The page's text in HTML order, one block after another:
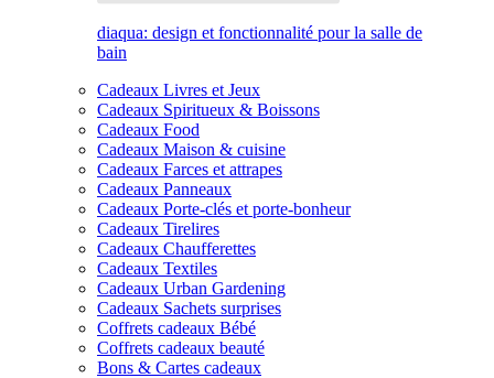
diaqua: design et fonctionnalité pour la salle de
bain
Cadeaux Livres et Jeux
Cadeaux Spiritueux & Boissons
Cadeaux Food
Cadeaux Maison & cuisine
Cadeaux Farces et attrapes
Cadeaux Panneaux
Cadeaux Porte-clés et porte-bonheur
Cadeaux Tirelires
Cadeaux Chaufferettes
Cadeaux Textiles
Cadeaux Urban Gardening
Cadeaux Sachets surprises
Coffrets cadeaux Bébé
Coffrets cadeaux beauté
Bons & Cartes cadeaux